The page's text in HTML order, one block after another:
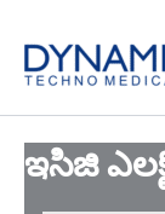
content
ఇసిజి